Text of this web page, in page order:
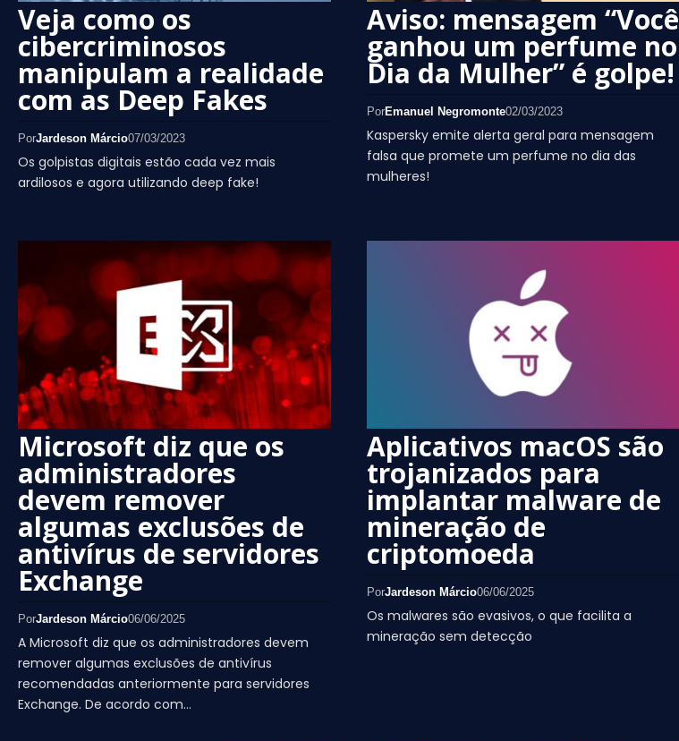
Veja como os
cibercriminosos
manipulam a realidade
com as Deep Fakes
PorJardeson Márcio07/03/2023
Os golpistas digitais estão cada vez mais
ardilosos e agora utilizando deep fake!
Aviso: mensagem “Você
ganhou um perfume no
Dia da Mulher” é golpe!
PorEmanuel Negromonte02/03/2023
Kaspersky emite alerta geral para mensagem
falsa que promete um perfume no dia das
mulheres!
Microsoft diz que os
administradores
devem remover
algumas exclusões de
antivírus de servidores
Exchange
PorJardeson Márcio06/06/2025
A Microsoft diz que os administradores devem
remover algumas exclusões de antivírus
recomendadas anteriormente para servidores
Exchange. De acordo com…
Aplicativos macOS são
trojanizados para
implantar malware de
mineração de
criptomoeda
PorJardeson Márcio06/06/2025
Os malwares são evasivos, o que facilita a
mineração sem detecção